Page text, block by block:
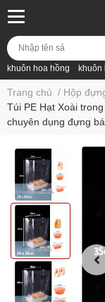
khuôn hoa hồng khuôn
Trang chủ / Hộp
Túi PE Hạt Xoài
chuyên dụng đựng